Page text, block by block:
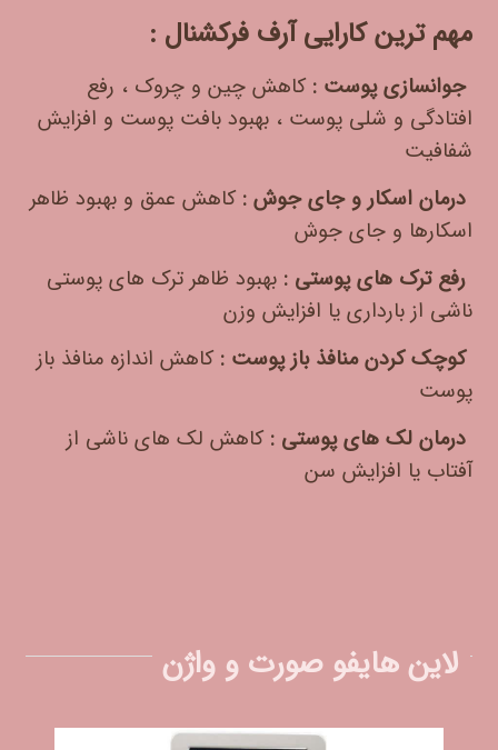
مهم ترین کارایی آرف فرکشنال :
جوانسازی پوست :کاهش چین و چروک ، رفع
افتادگی و شلی پوست ، بهبود بافت پوست و افزایش
شفافیت
درمان اسکار و جای جوش :کاهش عمق و بهبود ظاهر
اسکارها و جای جوش
رفع ترک های پوستی : بهبود ظاهر ترک های پوستی
ناشی از بارداری یا افزایش وزن
کوچک کردن منافذ باز پوست : کاهش اندازه منافذ باز
پوست
درمان لک های پوستی :کاهش لک های ناشی از
آفتاب یا افزایش سن
لاین هایفو صورت و واژن